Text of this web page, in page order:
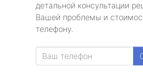
детальной консультации
Вашей проблемы и
телефону.